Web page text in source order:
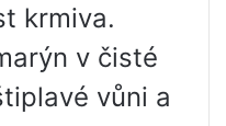
krmiva.
v čisté
vůni a